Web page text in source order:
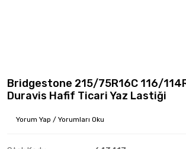
Bridgestone 215/75R16C 116/
Duravis Hafif Ticari Yaz Lastiği
Yorum Yap / Yorumları Oku